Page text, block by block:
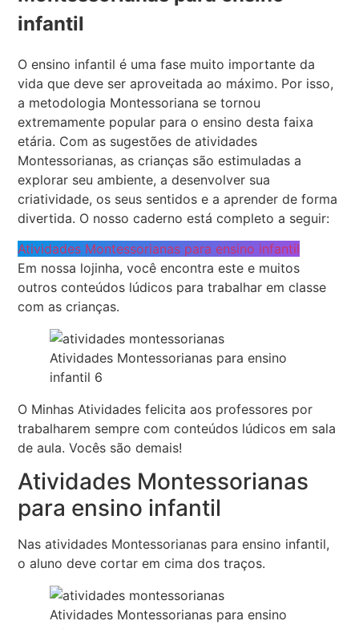
infantil
O ensino infantil é uma fase muito importante da
vida que deve ser aproveitada ao máximo. Por isso,
a metodologia Montessoriana se tornou
extremamente popular para o ensino desta faixa
etária. Com as sugestões de atividades
Montessorianas, as crianças são estimuladas a
explorar seu ambiente, a desenvolver sua
criatividade, os seus sentidos e a aprender de forma
divertida. O nosso caderno está completo a seguir:
Atividades Montessorianas para ensino infantil
Em nossa lojinha, você encontra este e muitos
outros conteúdos lúdicos para trabalhar em classe
com as crianças.
Atividades Montessorianas para ensino
infantil 6
O Minhas Atividades felicita aos professores por
trabalharem sempre com conteúdos lúdicos em sala
de aula. Vocês são demais!
Atividades Montessorianas
para ensino infantil
Nas atividades Montessorianas para ensino infantil,
o aluno deve cortar em cima dos traços.
Atividades Montessorianas para ensino